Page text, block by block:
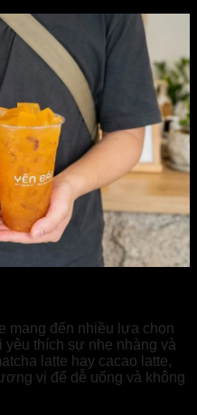
mang đến nhiều lựa chọn
thích sự nhẹ nhàng và
latte hay cacao latte,
vị để dễ uống và không